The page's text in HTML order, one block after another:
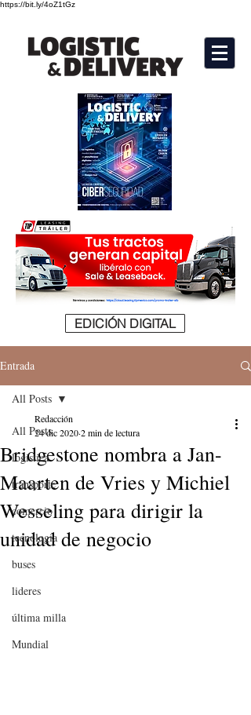
https://bit.ly/4oZ1tGz
EDICIÓN DIGITAL
Entrada
All Posts
logistica
transporte
comercio
tecnologia
buses
lideres
última milla
Mundial
All Posts
Bridgestone nombra a Jan-
Maarten de Vries y Michiel
Wesseling para dirigir la
unidad de negocio
Redacción
24 dic 20202 min de lectura